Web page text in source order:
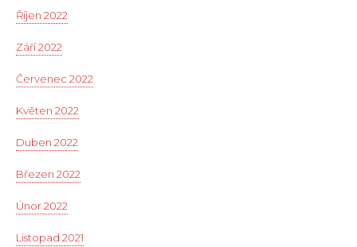
Říjen 2022
Září 2022
Červenec 2022
Květen 2022
Duben 2022
Březen 2022
Únor 2022
Listopad 2021